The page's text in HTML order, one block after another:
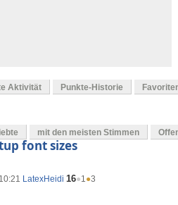
Aktivität Punkte-Historie
mit den meisten Stimmen
font sizes
LatexHeidi 16●1●3